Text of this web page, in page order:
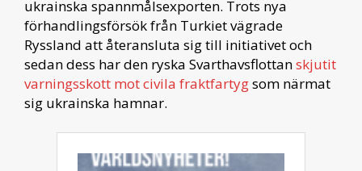
ukrainska spannmålsexporten. Trots nya
förhandlingsförsök från Turkiet vägrade
Ryssland att återansluta sig till initiativet och
sedan dess har den ryska Svarthavsflottanskjutit
varningsskott mot civila fraktfartygsom närmat
sig ukrainska hamnar.